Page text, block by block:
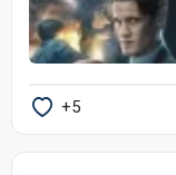
+5